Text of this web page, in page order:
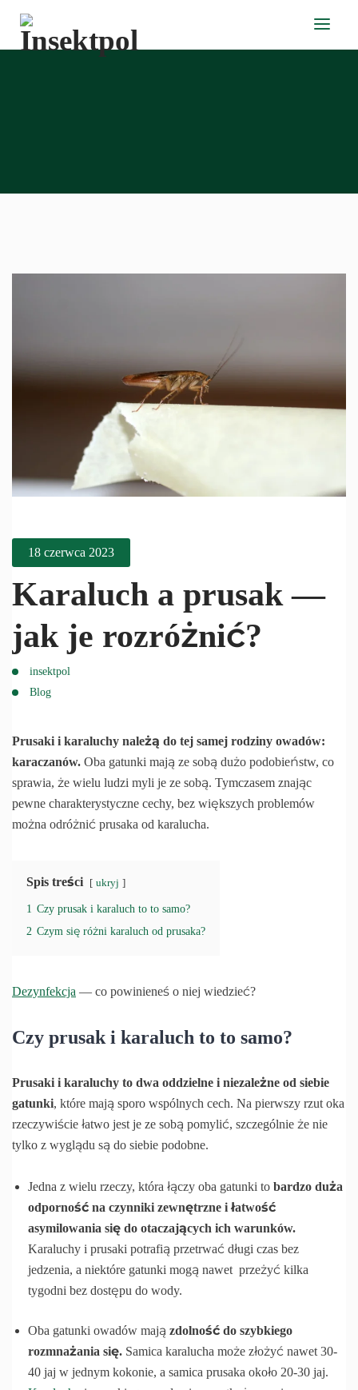
18 czerwca 2023
Karaluch a prusak —
jak je rozróżnić?
insektpol
Blog
Prusaki i karaluchy należą do tej samej rodziny owadów:
karaczanów. Oba gatunki mają ze sobą dużo podobieństw, co
sprawia, że wielu ludzi myli je ze sobą. Tymczasem znając
pewne charakterystyczne cechy, bez większych problemów
można odróżnić prusaka od karalucha.
Spis treści ukryj
1 Czy prusak i karaluch to to samo?
2 Czym się różni karaluch od prusaka?
Dezynfekcja — co powinieneś o niej wiedzieć?
Czy prusak i karaluch to to samo?
Prusaki i karaluchy to dwa oddzielne i niezależne od siebie
gatunki, które mają sporo wspólnych cech. Na pierwszy rzut oka
rzeczywiście łatwo jest je ze sobą pomylić, szczególnie że nie
tylko z wyglądu są do siebie podobne.
Jedna z wielu rzeczy, która łączy oba gatunki to bardzo duża
odporność na czynniki zewnętrzne i łatwość
asymilowania się do otaczających ich warunków.
Karaluchy i prusaki potrafią przetrwać długi czas bez
jedzenia, a niektóre gatunki mogą nawet przeżyć kilka
tygodni bez dostępu do wody.
Oba gatunki owadów mają zdolność do szybkiego
rozmnażania się. Samica karalucha może złożyć nawet 30-
40 jaj w jednym kokonie, a samica prusaka około 20-30 jaj.